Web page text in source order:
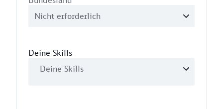
Deine Skills